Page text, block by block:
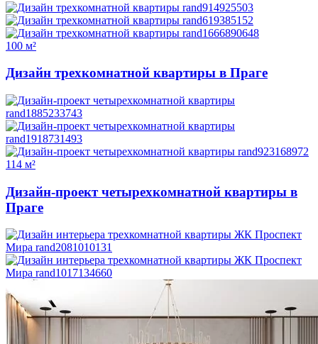
100 м²
Дизайн трехкомнатной квартиры в Праге
114 м²
Дизайн-проект четырехкомнатной квартиры в
Праге